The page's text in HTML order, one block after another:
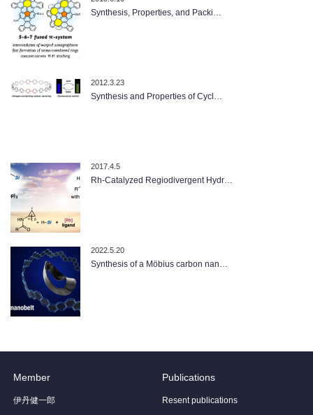
Synthesis, Properties, and Packi…
2012.3.23
Synthesis and Properties of Cycl…
2017.4.5
Rh-Catalyzed Regiodivergent Hydr…
2022.5.20
Synthesis of a Möbius carbon nan…
Member
伊丹健一郎
Publications
Resent publications